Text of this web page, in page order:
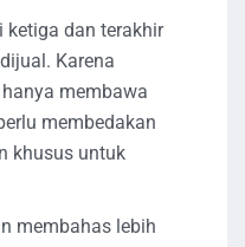
ketiga dan terakhir
Karena
membawa
membedakan
khusus untuk
membahas lebih